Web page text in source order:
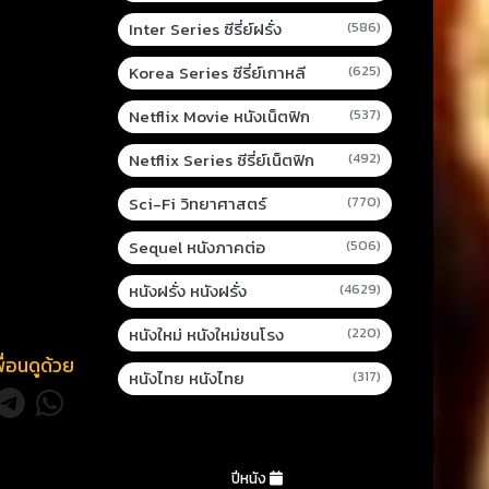
อนดูด้วย
Inter Series ซีรี่ย์ฝรั่ง (586)
Korea Series ซีรี่ย์เกาหลี (625)
Netflix Movie หนังเน็ตฟิก (537)
Netflix Series ซีรี่ย์เน็ตฟิก (492)
Sci-Fi วิทยาศาสตร์ (770)
Sequel หนังภาคต่อ (506)
หนังฝรั่ง หนังฝรั่ง (4629)
หนังใหม่ หนังใหม่ชนโรง (220)
หนังไทย หนังไทย (317)
ปีหนัง